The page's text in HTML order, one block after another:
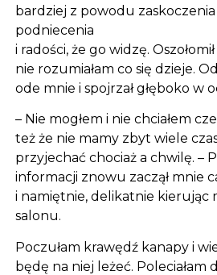
bardziej z powodu
podniecenia
i radości, że go widzę.
nie rozumiałam co się dzieje.
ode mnie i spojrzał głęboko w
– Nie mogłem i nie chciałem
też że nie mamy zbyt wiele
przyjechać chociaż a chwilę. –
informacji znowu zaczął mnie
i namiętnie, delikatnie kierując
salonu.
Poczułam krawędź kanapy i
będę na niej leżeć. Poleciałam